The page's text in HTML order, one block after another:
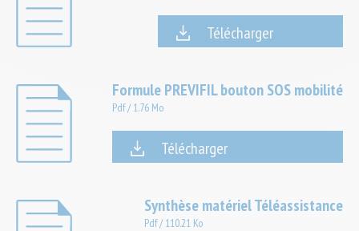
Télécharger
Formule PREVIFIL bouton SOS mobilité
Pdf/1.76 Mo
Télécharger
Synthèse matériel Téléassistance
Pdf/110.21 Ko